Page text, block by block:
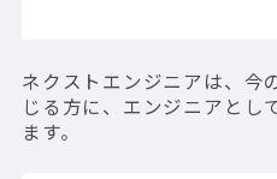
ネクストエンジニアは、今
じる方に、エンジニアとし
ます。